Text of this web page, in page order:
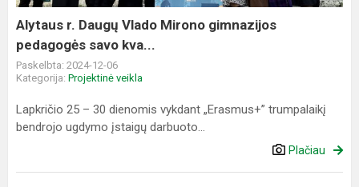
savo
kva...
Alytaus r. Daugų Vlado Mirono gimnazijos
pedagogės savo kva...
Paskelbta: 2024-12-06
Kategorija: Projektinė veikla
Lapkričio 25 – 30 dienomis vykdant „Erasmus+” trumpalaikį
bendrojo ugdymo įstaigų darbuoto...
Plačiau